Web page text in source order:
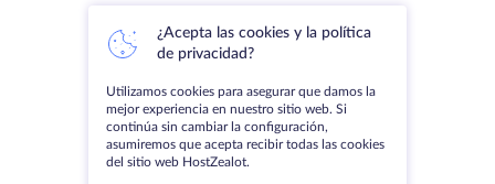
¿Acepta las cookies y la política
de privacidad?
Utilizamos cookies para asegurar que damos la
mejor experiencia en nuestro sitio web. Si
continúa sin cambiar la configuración,
asumiremos que acepta recibir todas las cookies
del sitio web HostZealot.